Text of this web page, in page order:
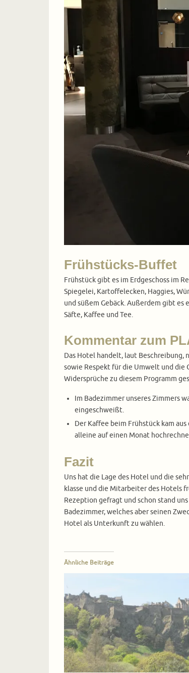
Frühstücks-Buffet
Frühstück gibt es im Erdgeschoss im
Spiegelei, Kartoffelecken, Haggies,
und süßem Gebäck. Außerdem gibt
Säfte, Kaffee und Tee.
Kommentar zum
Das Hotel handelt, laut Beschreibung,
sowie Respekt für die Umwelt und die
Widersprüche zu diesem Programm
Im Badezimmer unseres Zimmers
eingeschweißt.
Der Kaffee beim Frühstück kam
alleine auf einen Monat
Fazit
Uns hat die Lage des Hotel und die
klasse und die Mitarbeiter des Hotels
Rezeption gefragt und schon stand
Badezimmer, welches aber seinen
Hotel als Unterkunft zu wählen.
Ähnliche Beiträge